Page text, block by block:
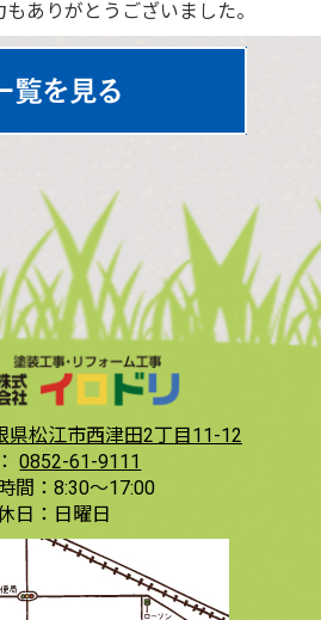
ありがとうございました。
県松江市西津田2丁目11-12
0852-61-9111
間： 8:30〜17:00
日： 日曜日